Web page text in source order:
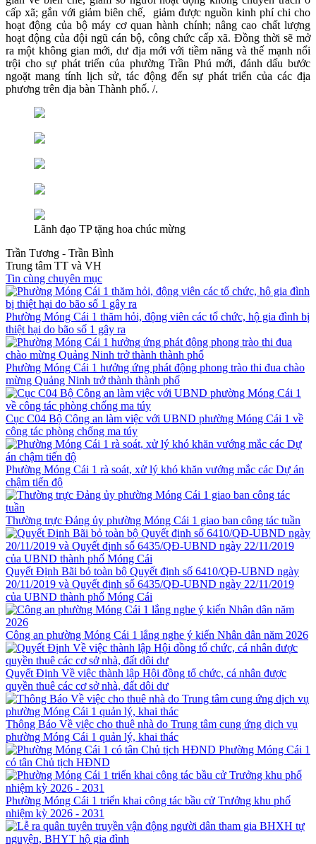
cấp xã; gắn với giảm biên chế, giảm được nguồn kinh phí chi cho
hoạt động của bộ máy cơ quan hành chính; nâng cao chất lượng
hoạt động của đội ngũ cán bộ, công chức cấp xã. Đồng thời sẽ mở
ra một không gian mới, dư địa mới với tiềm năng và thế mạnh nổi
trội cho sự phát triển của phường Trần Phú mới, đánh dấu bước
ngoặt mang tính lịch sử, tác động đến sự phát triển của các địa
phương trên địa bàn Thành phố. /.
Lãnh đạo TP tặng hoa chúc mừng
Trần Tương - Trần Bình
Trung tâm TT và VH
Tin cùng chuyên mục
Phường Móng Cái 1 thăm hỏi, động viên các tổ chức, hộ gia đình bị
thiệt hại do bão số 1 gây ra
Phường Móng Cái 1 hưởng ứng phát động phong trào thi đua chào
mừng Quảng Ninh trở thành thành phố
Cục C04 Bộ Công an làm việc với UBND phường Móng Cái 1 về
công tác phòng chống ma túy
Phường Móng Cái 1 rà soát, xử lý khó khăn vướng mắc các Dự án
chậm tiến độ
Thường trực Đảng ủy phường Móng Cái 1 giao ban công tác tuần
Quyết Định Bãi bỏ toàn bộ Quyết định số 6410/QĐ-UBND ngày
20/11/2019 và Quyết định số 6435/QĐ-UBND ngày 22/11/2019
của UBND thành phố Móng Cái
Công an phường Móng Cái 1 lắng nghe ý kiến Nhân dân năm 2026
Quyết Định Về việc thành lập Hội đồng tổ chức, cá nhân được
quyền thuê các cơ sở nhà, đất dôi dư
Thông Báo Về việc cho thuê nhà do Trung tâm cung ứng dịch vụ
phường Móng Cái 1 quản lý, khai thác
Phường Móng Cái 1
có tân Chủ tịch HĐND
Phường Móng Cái 1 triển khai công tác bầu cử Trưởng khu phố
nhiệm kỳ 2026 - 2031